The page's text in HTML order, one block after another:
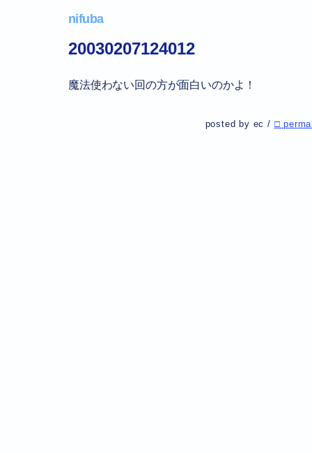
nifuba
20030207124012
魔法使わない回の方が面白いのかよ！
posted by ec / □